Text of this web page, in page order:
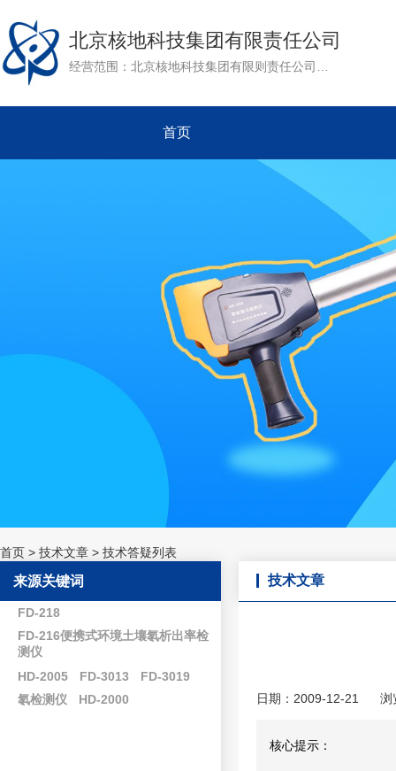
北京核地科技集团有限责任公司
首页
首页 > 技术文章 > 技术答疑列表
来源关键词
FD-218
FD-216便携式环境土壤氡析出率检
测仪
HD-2005
FD-3013
FD-3019
氡检测仪
HD-2000
技术文章
日期：2009-12-21 浏
核心提示：